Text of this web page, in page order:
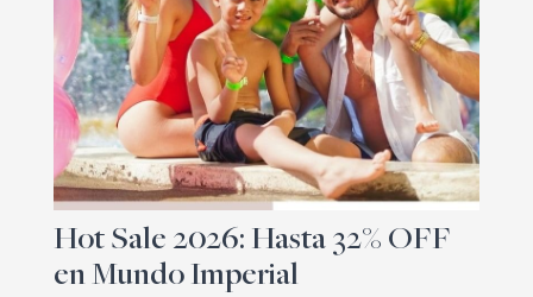
Hot Sale 2026: Hasta 32% OFF
en Mundo Imperial